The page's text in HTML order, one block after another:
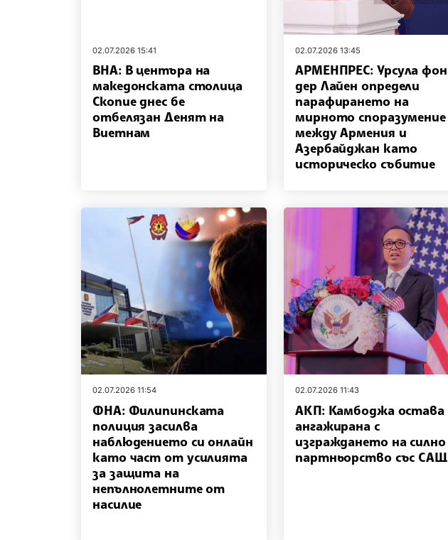
02.07.2026 15:41
ВНА: В центъра на
македонската столица
Скопие днес бе
отбелязан Денят на
Виетнам
02.07.2026 13:45
АРМЕНПРЕС: Урсула фон
дер Лайен определи
парафирането на
мирното споразумение
между Армения и
Азербайджан като
историческо събитие
02.07.2026 11:54
ФНА: Филипинската
полиция засилва
наблюдението си онлайн
като част от усилията
за защита на
непълнолетните от
насилие
02.07.2026 11:43
АКП: Камбоджа остава
ангажирана с
изграждането на силно
партньорство със САЩ